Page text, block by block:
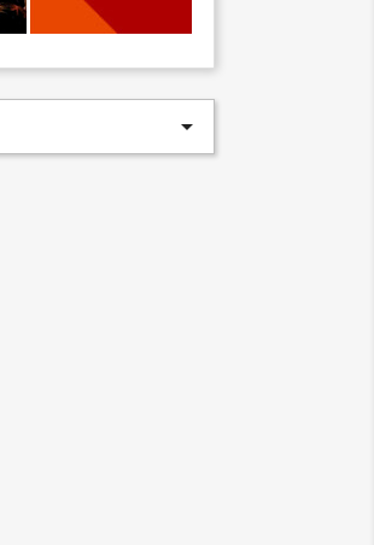
